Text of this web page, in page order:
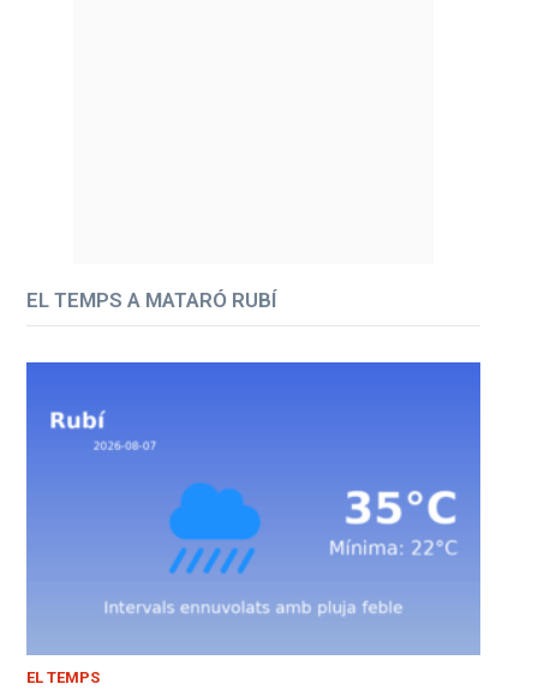
EL TEMPS A MATARÓ RUBÍ
EL TEMPS